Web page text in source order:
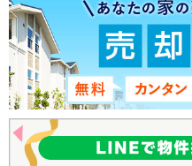
阪急京都本線すべての駅（6）
京都河原町 （2）